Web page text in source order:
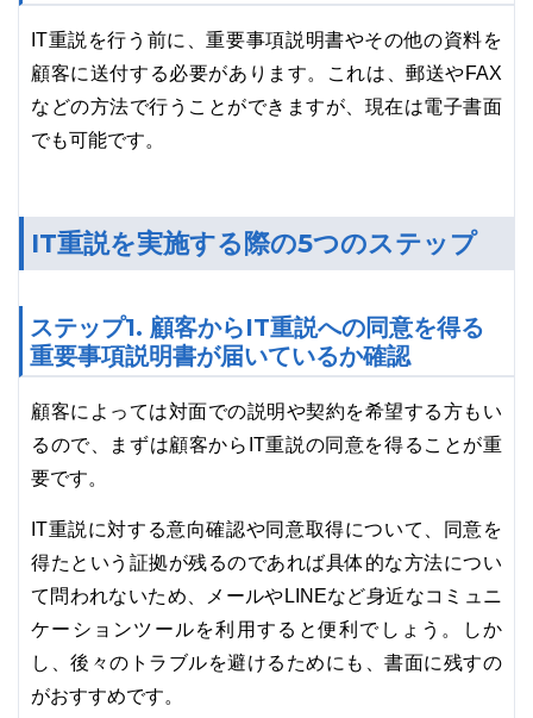
IT重説を行う前に、重要事項説明書やその他の資料を
顧客に送付する必要があります。これは、郵送やFAX
などの方法で行うことができますが、現在は電子書面
でも可能です。
IT重説を実施する際の5つのステップ
ステップ1. 顧客からIT重説への同意を得る
重要事項説明書が届いているか確認
顧客によっては対面での説明や契約を希望する方もい
るので、まずは顧客からIT重説の同意を得ることが重
要です。
IT重説に対する意向確認や同意取得について、同意を
得たという証拠が残るのであれば具体的な方法につい
て問われないため、メールやLINEなど身近なコミュニ
ケーションツールを利用すると便利でしょう。しか
し、後々のトラブルを避けるためにも、書面に残すの
がおすすめです。